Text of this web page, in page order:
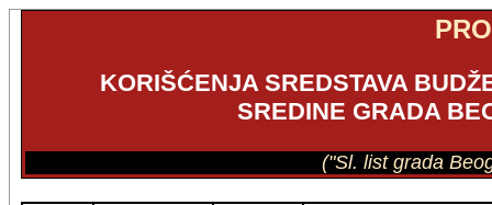
KORIŠĆENJA SREDSTAVA
SREDINE GRADA
("Sl. list grada